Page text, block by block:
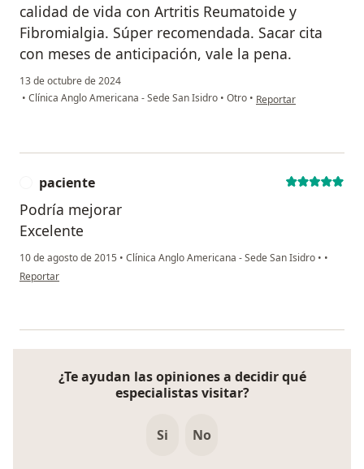
calidad de vida con Artritis Reumatoide y
Fibromialgia. Súper recomendada. Sacar cita
con meses de anticipación, vale la pena.
13 de octubre de 2024
• Clínica Anglo Americana - Sede San Isidro • Otro • en opinión del usuario
Reportar
paciente
Podría mejorar
Excelente
10 de agosto de 2015 • Clínica Anglo Americana - Sede San Isidro • •
en opinión del usuario paciente
Reportar
¿Te ayudan las opiniones a decidir qué
especialistas visitar?
Si No